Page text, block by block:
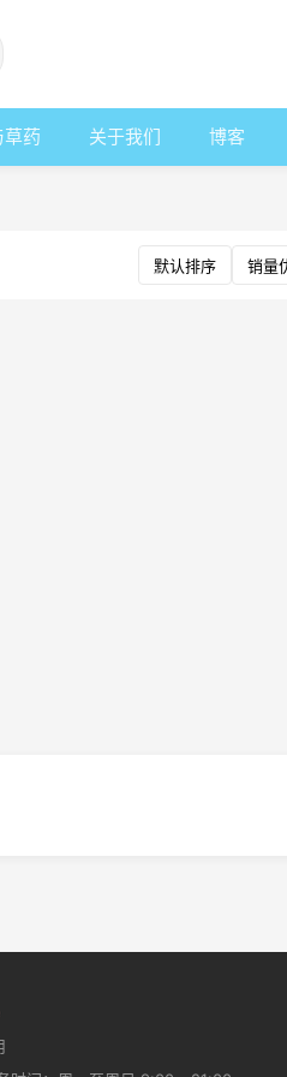
草药 关于我们 博客
默认排序 销量